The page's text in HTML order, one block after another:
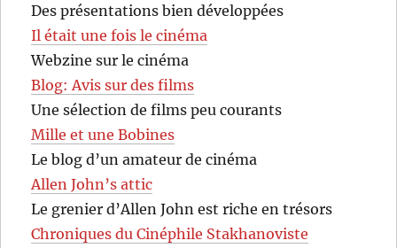
Des présentations bien développées
Il était une fois le cinéma
Webzine sur le cinéma
Blog: Avis sur des films
Une sélection de films peu courants
Mille et une Bobines
Le blog d’un amateur de cinéma
Allen John’s attic
Le grenier d’Allen John est riche en trésors
Chroniques du Cinéphile Stakhanoviste